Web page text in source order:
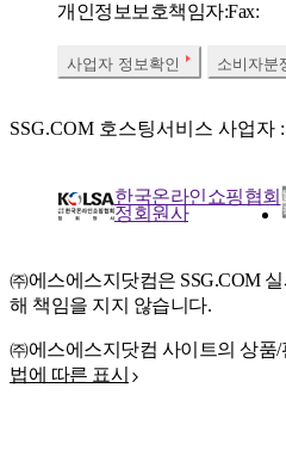
개인정보보호책임자:Fax:
사업자 정보확인 소비자분
SSG.COM 호스팅서비스 사업자
한국온라인쇼핑협회
정회원사
㈜에스에스지닷컴은 SSG.COM
해 책임을 지지 않습니다.
㈜에스에스지닷컴 사이트의 상품
법에 따른 표시